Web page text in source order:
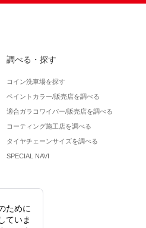
調べる・探す
コイン洗車場を探す
ペイントカラー/販売店を調べる
適合ガラコワイパー/販売店を調べる
コーティング施工店を調べる
タイヤチェーンサイズを調べる
SPECIAL NAVI